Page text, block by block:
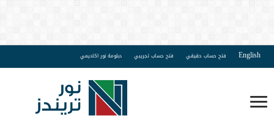
English فتح حساب حقيقي فتح حساب تجريبي دبلومة نور اكاديمي